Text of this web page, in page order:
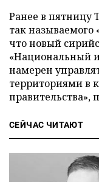
Ранее в пятницу
так
что новый
«Национальный
намерен
территориями в
правительства»,
СЕЙЧАС ЧИТАЮТ